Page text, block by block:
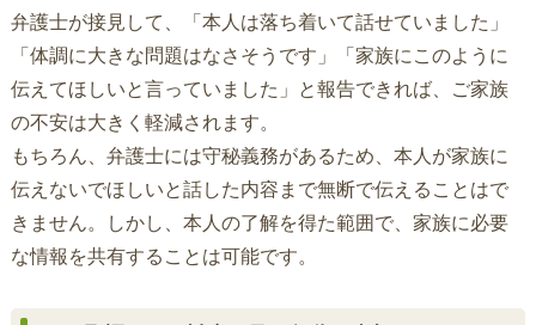
弁護士が接見して、「本人は落ち着いて話せていました」
「体調に大きな問題はなさそうです」「家族にこのように
伝えてほしいと言っていました」と報告できれば、ご家族
の不安は大きく軽減されます。
もちろん、弁護士には守秘義務があるため、本人が家族に
伝えないでほしいと話した内容まで無断で伝えることはで
きません。しかし、本人の了解を得た範囲で、家族に必要
な情報を共有することは可能です。